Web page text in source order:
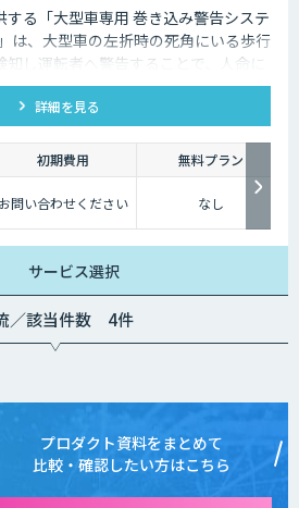
る「大型車専用 巻き込み警告システ
は、大型車の左折時の死角にいる歩行
知し運転者へ警告することで、人命に
に防ぎます。 現在運用中の車両に後
音と光と映像でドライバーへ警告しま
詳細を見る
初期費用 無料プラン
お問い合わせください なし
サービス選択
／該当件数 4件
プロダクト資料をまとめて
比較・確認したい方はこちら